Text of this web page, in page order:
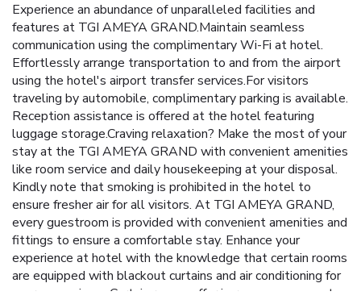
Experience an abundance of unparalleled facilities and
features at TGI AMEYA GRAND.Maintain seamless
communication using the complimentary Wi-Fi at hotel.
Effortlessly arrange transportation to and from the airport
using the hotel's airport transfer services.For visitors
traveling by automobile, complimentary parking is available.
Reception assistance is offered at the hotel featuring
luggage storage.Craving relaxation? Make the most of your
stay at the TGI AMEYA GRAND with convenient amenities
like room service and daily housekeeping at your disposal.
Kindly note that smoking is prohibited in the hotel to
ensure fresher air for all visitors. At TGI AMEYA GRAND,
every guestroom is provided with convenient amenities and
fittings to ensure a comfortable stay. Enhance your
experience at hotel with the knowledge that certain rooms
are equipped with blackout curtains and air conditioning for
your convenience.Certain rooms offer in-room amusement